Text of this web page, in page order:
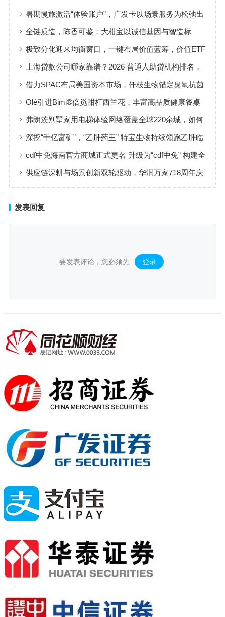
暑期慢旅激活“体验账户”，广发卡以场景服务为松弛出
行添彩
全链质造，陈香可鉴：大柑宝以诚信基因与智造标
准，定义新会陈皮高质量发展
极致分化迎来均衡窗口，一键布局价值蓝筹，价值ETF
华夏火热开售
上海贷款公司哪家靠谱？2026 普通人助贷机构排名，
工薪族借钱选择指南
借力SPAC布局美国资本市场，仟枝生物锚定臭氧抗菌
黄金赛道
Olé引进Bimi®倍觅甜杆西兰花，丰富高品质健康餐桌
新选择
弗朗茨别墅家用电梯体验网络覆盖全球220余城，如何
实现高效服务响应
深挖“千亿富矿”，“乙肝药王” 特宝生物持续领跑乙肝临
床治愈
cdf中免海南官方商城正式更名 升级为“cdf中免” 构建全
场景购物生态
供应链深耕与场景创新双轮驱动，华润万家718周年庆
发表回复
要发表评论，您必须先 登录 。